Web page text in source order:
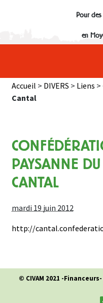
Pour
en
Accueil > DIVERS > Liens >
Cantal
PAYSANNE DU
CANTAL
mardi 19 juin 2012
http://
© CIVAM 2021 -Financeurs